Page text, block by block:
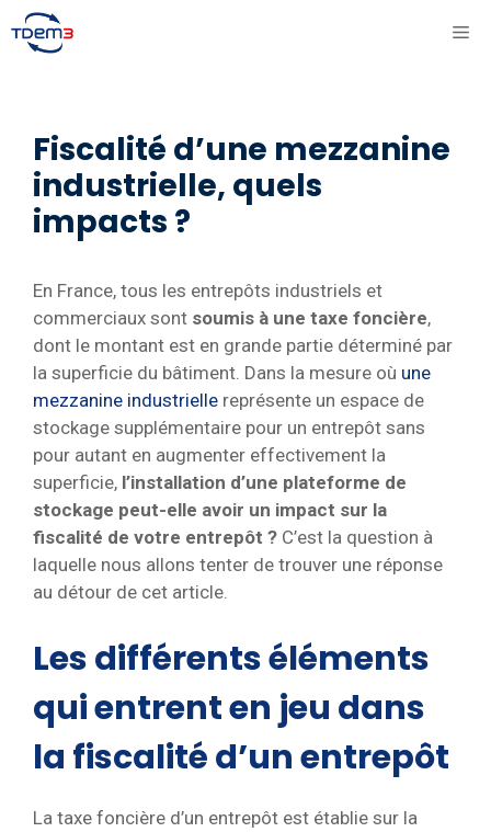
Aller
au
Fiscalité d’une mezzanine
industrielle, quels
impacts ?
En France, tous les entrepôts industriels et
commerciaux sont soumis à une taxe foncière,
dont le montant est en grande partie déterminé par
la superficie du bâtiment. Dans la mesure où une
mezzanine industrielle représente un espace de
stockage supplémentaire pour un entrepôt sans
pour autant en augmenter effectivement la
superficie, l’installation d’une plateforme de
stockage peut-elle avoir un impact sur la
fiscalité de votre entrepôt ? C’est la question à
laquelle nous allons tenter de trouver une réponse
au détour de cet article.
Les différents éléments
qui entrent en jeu dans
la fiscalité d’un entrepôt
La taxe foncière d’un entrepôt est établie sur la